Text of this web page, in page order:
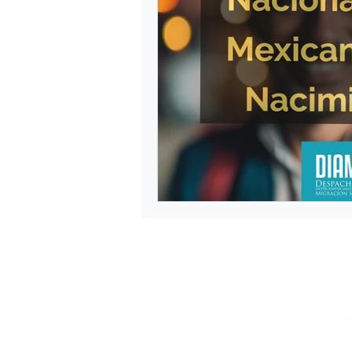
Diplomado en Derecho
inadmissibility at airports
Invitation letter job
Permiso de trabajo México